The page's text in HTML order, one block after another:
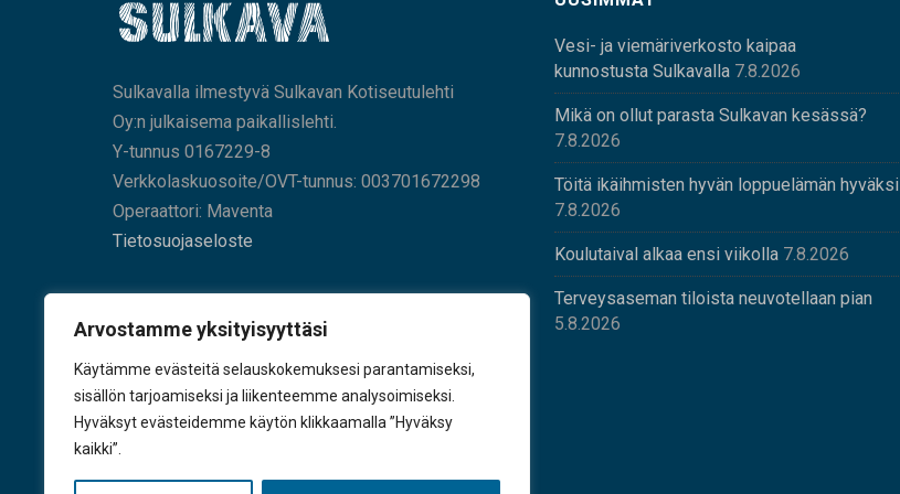
Arvostamme yksityisyyttäsi
Käytämme evästeitä selauskokemuksesi parantamiseksi,
sisällön tarjoamiseksi ja liikenteemme analysoimiseksi.
Hyväksyt evästeidemme käytön klikkaamalla ”Hyväksy
kaikki”.
Sulkavalla ilmestyvä Sulkavan Kotiseutulehti
Oy:n julkaisema paikallislehti.
Y-tunnus 0167229-8
Verkkolaskuosoite/OVT-tunnus: 003701672298
Operaattori: Maventa
Tietosuojaseloste
KÄY TYKKÄÄMÄSSÄ
Vesi- ja viemäriverkosto kaipaa
kunnostusta Sulkavalla 7.8.2026
Mikä on ollut parasta Sulkavan kesässä?
7.8.2026
Töitä ikäihmisten hyvän loppuelämän hyväksi
7.8.2026
Koulutaival alkaa ensi viikolla 7.8.2026
Terveysaseman tiloista neuvotellaan pian
5.8.2026